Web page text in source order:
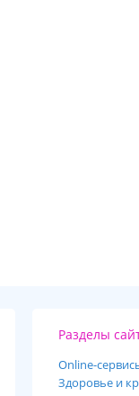
Разделы
Online-
Здоровье и